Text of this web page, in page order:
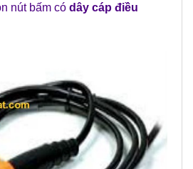
nút bấm có dây cáp điều